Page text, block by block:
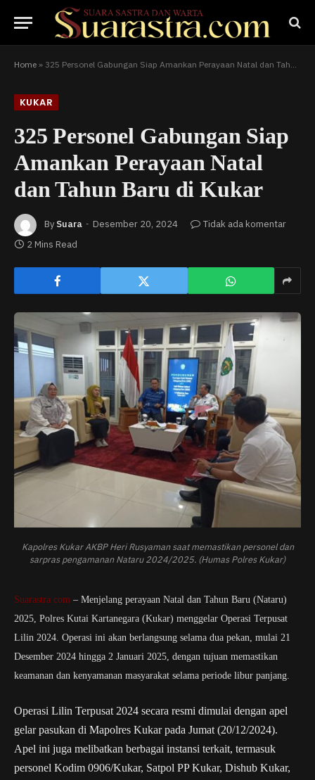
Home » 325 Personel Gabungan Siap Amankan Perayaan Natal dan Tahun Baru di Kukar
KUKAR
325 Personel Gabungan Siap
Amankan Perayaan Natal
dan Tahun Baru di Kukar
By Suara Desember 20, 2024
Tidak ada komentar
2 Mins Read
Kapolres Kukar AKBP Heri Rusyaman saat memastikan personel dan
sarpras pengamanan Nataru 2024/2025. (Humas Polres Kukar)
Suarastra.com – Menjelang perayaan Natal dan Tahun Baru (Nataru)
2025, Polres Kutai Kartanegara (Kukar) menggelar Operasi Terpusat
Lilin 2024. Operasi ini akan berlangsung selama dua pekan, mulai 21
Desember 2024 hingga 2 Januari 2025, dengan tujuan memastikan
keamanan dan kenyamanan masyarakat selama periode libur panjang.
Operasi Lilin Terpusat 2024 secara resmi dimulai dengan apel
gelar pasukan di Mapolres Kukar pada Jumat (20/12/2024).
Apel ini juga melibatkan berbagai instansi terkait, termasuk
personel Kodim 0906/Kukar, Satpol PP Kukar, Dishub Kukar,